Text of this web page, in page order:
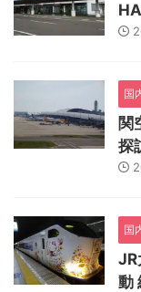
国
関
探
国
JR
動